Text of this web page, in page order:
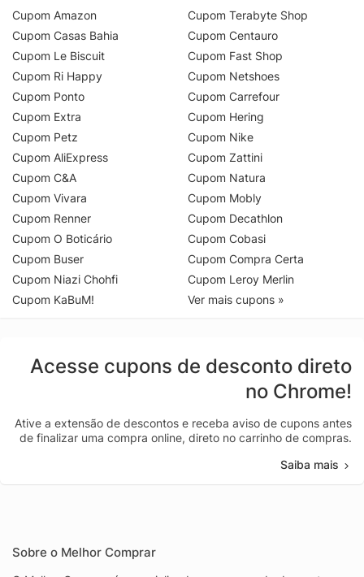
Cupom Amazon
Cupom Casas Bahia
Cupom Le Biscuit
Cupom Ri Happy
Cupom Ponto
Cupom Extra
Cupom Petz
Cupom AliExpress
Cupom C&A
Cupom Vivara
Cupom Renner
Cupom O Boticário
Cupom Buser
Cupom Niazi Chohfi
Cupom KaBuM!
Cupom Terabyte Shop
Cupom Centauro
Cupom Fast Shop
Cupom Netshoes
Cupom Carrefour
Cupom Hering
Cupom Nike
Cupom Zattini
Cupom Natura
Cupom Mobly
Cupom Decathlon
Cupom Cobasi
Cupom Compra Certa
Cupom Leroy Merlin
Ver mais cupons »
Acesse cupons de desconto direto
no Chrome!
Ative a extensão de descontos e receba aviso de cupons antes
de finalizar uma compra online, direto no carrinho de compras.
Saiba mais
Sobre o Melhor Comprar